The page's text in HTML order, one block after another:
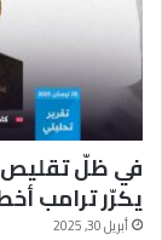
في ظلّ تقليص
يكرّر ترامب
أبريل 30, 2025